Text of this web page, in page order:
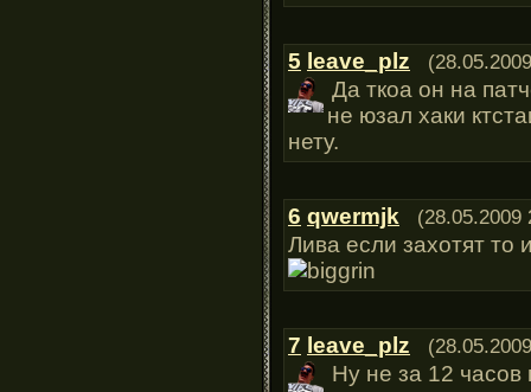
5 leave_plz
Да ткоа он на
не юзал хаки
нету.
6 qwermjk (28.05.2009
Лива если захотят то
7 leave_plz
Ну не за 12 часов